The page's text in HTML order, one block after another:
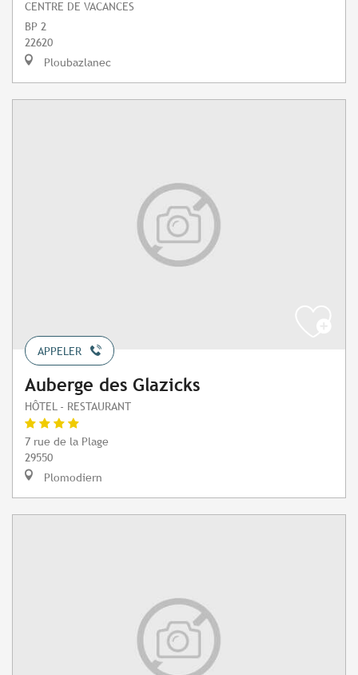
CENTRE DE VACANCES
BP 2
22620
Ploubazlanec
APPELER
Auberge des Glazicks
HÔTEL - RESTAURANT
7 rue de la Plage
29550
Plomodiern